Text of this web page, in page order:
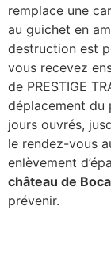
remplace une
au guichet en
destruction est
vous recevez
de PRESTIGE
déplacement du
jours ouvrés,
le rendez-vous
enlèvement
château de
prévenir.